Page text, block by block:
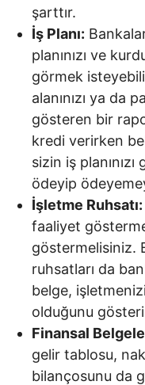
şarttır.
İş Planı:
planınızı ve
görmek
alanınızı ya da
gösteren bir
kredi verirken
sizin iş
ödeyip
İşletme Ruhsatı:
faaliyet
göstermelisiniz.
ruhsatları da
belge,
olduğunu
Finansal
gelir tablosu,
bilançosunu da